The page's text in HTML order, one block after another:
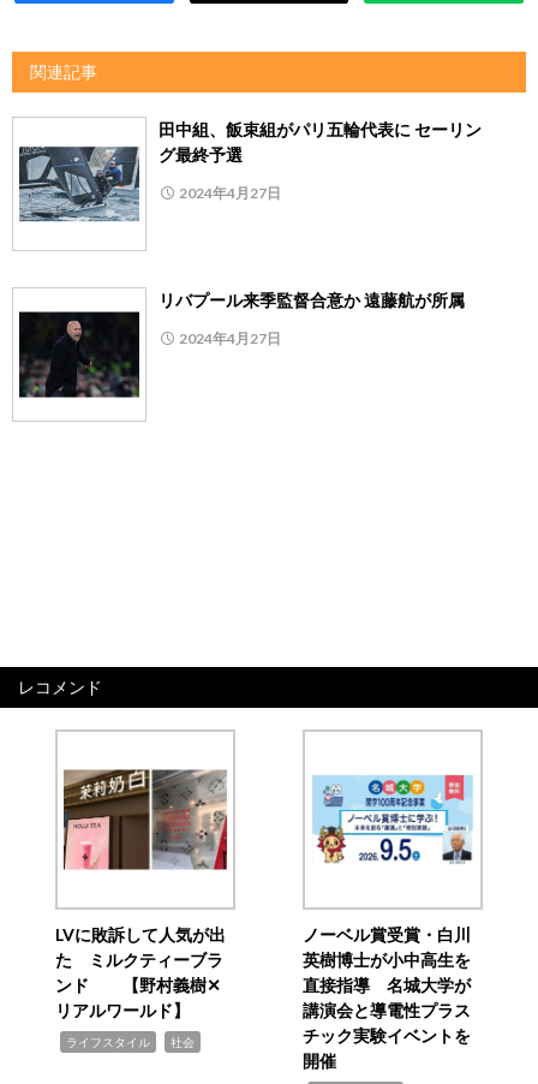
関連記事
田中組、飯束組がパリ五輪代表に セーリン
グ最終予選
2024年4月27日
リバプール来季監督合意か 遠藤航が所属
2024年4月27日
レコメンド
LVに敗訴して人気が出
た ミルクティーブラ
ンド 【野村義樹✕
リアルワールド】
ライフスタイル 社会
ノーベル賞受賞・白川
英樹博士が小中高生を
直接指導 名城大学が
講演会と導電性プラス
チック実験イベントを
開催